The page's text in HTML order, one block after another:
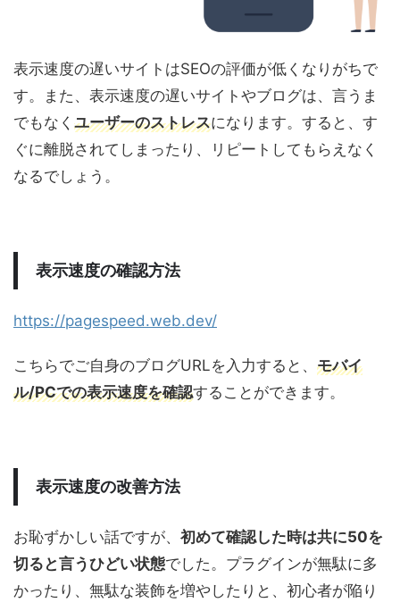
表示速度の遅いサイトはSEOの評価が低くなりがちで
す。また、表示速度の遅いサイトやブログは、言うま
でもなく ユーザーのストレスになります。すると、す
ぐに離脱されてしまったり、リピートしてもらえなく
なるでしょう。
表示速度の確認方法
https://pagespeed.web.dev/
こちらでご自身のブログURLを入力すると、 モバイ
ル/PCでの表示速度を確認することができます。
表示速度の改善方法
お恥ずかしい話ですが、 初めて確認した時は共に50を
切ると言うひどい状態でした。プラグインが無駄に多
かったり、無駄な装飾を増やしたりと、初心者が陥り